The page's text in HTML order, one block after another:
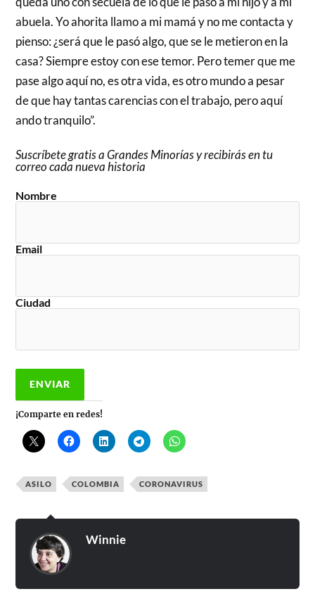
abuela. Yo ahorita llamo a mi mamá y no me contacta y
pienso: ¿será que le pasó algo, que se le metieron en la
casa? Siempre estoy con ese temor. Pero temer que me
pase algo aquí no, es otra vida, es otro mundo a pesar
de que hay tantas carencias con el trabajo, pero aquí
ando tranquilo”.
Suscríbete gratis a Grandes Minorías y recibirás en tu
correo cada nueva historia
Nombre
Email
Ciudad
¡Comparte en redes!
ASILO COLOMBIA CORONAVIRUS
Winnie